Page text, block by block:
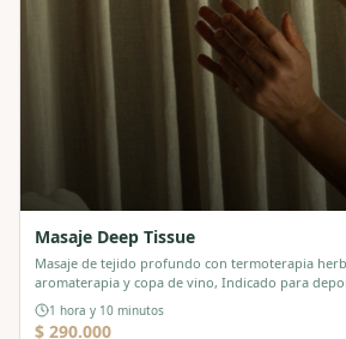
Masaje Deep Tissue
Masaje de tejido profundo con termoterapia
aromaterapia y copa de vino, Indicado para
rendimiento.
1 hora y 10 minutos
$ 290.000